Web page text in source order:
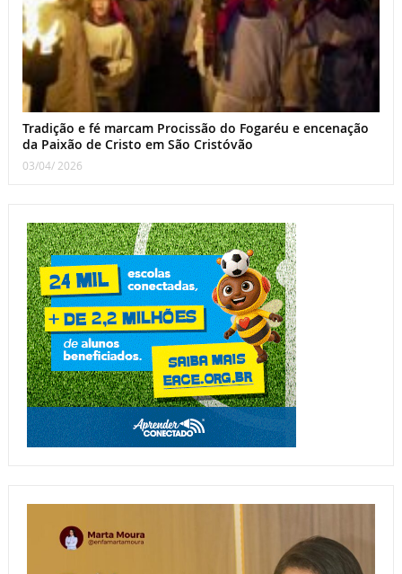
Tradição e fé marcam Procissão do Fogaréu e encenação
da Paixão de Cristo em São Cristóvão
03/04/ 2026